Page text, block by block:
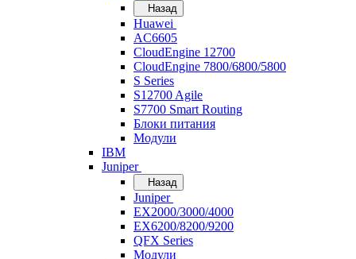
Назад
Huawei
AC6605
CloudEngine 12700
CloudEngine 7800/6800/5800
S Series
S12700 Agile
S7700 Smart Routing
Блоки питания
Модули
IBM
Juniper
Назад
Juniper
EX2000/3000/4000
EX6200/8200/9200
QFX Series
Модули